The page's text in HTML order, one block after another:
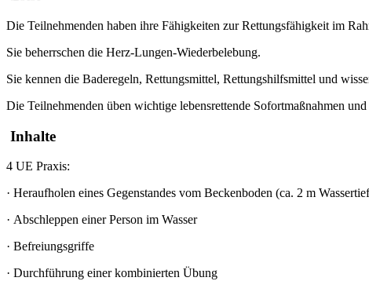
Die Teilnehmenden haben ihre Fähigkeiten zur Rettungsfähigkeit im
Sie beherrschen die Herz-Lungen-Wiederbelebung.
Sie kennen die Baderegeln, Rettungsmittel, Rettungshilfsmittel und
Die Teilnehmenden üben wichtige lebensrettende Sofortmaßnahmen
Inhalte
4 UE Praxis:
· Heraufholen eines Gegenstandes vom Beckenboden (ca. 2 m
· Abschleppen einer Person im Wasser
· Befreiungsgriffe
· Durchführung einer kombinierten Übung